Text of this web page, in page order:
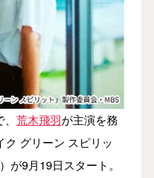
荒木飛羽が主演を務
ク グリーン スピリッ
が9月19日スタート。